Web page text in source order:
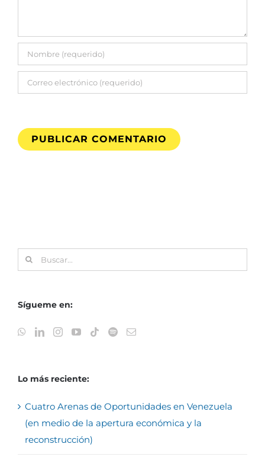
Buscar:
Sígueme en:
Lo más reciente:
Cuatro Arenas de Oportunidades en Venezuela
(en medio de la apertura económica y la
reconstrucción)